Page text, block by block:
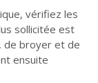
vérifiez les
sollicitée est
de broyer et de
ensuite